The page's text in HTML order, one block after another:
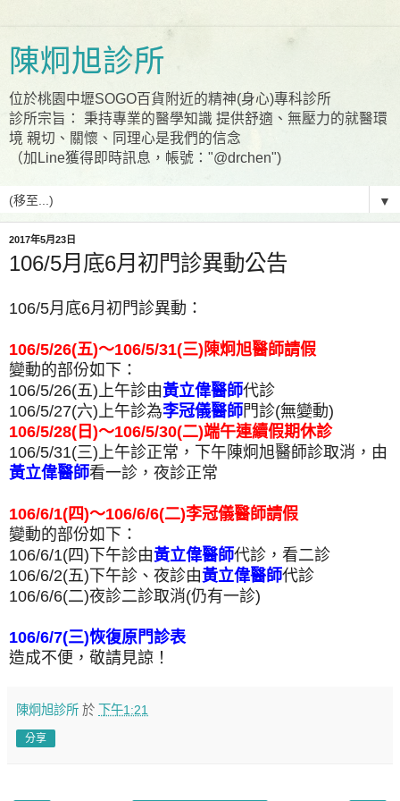
陳炯旭診所
位於桃園中壢SOGO百貨附近的精神(身心)專科診所
診所宗旨： 秉持專業的醫學知識 提供舒適、無壓力的就醫環
境 親切、關懷、同理心是我們的信念
（加Line獲得即時訊息，帳號："@drchen")
▼
2017年5月23日
106/5月底6月初門診異動公告
106/5月底6月初門診異動：
106/5/26(五)～106/5/31(三)陳炯旭醫師請假
變動的部份如下：
106/5/26(五)上午診由黃立偉醫師代診
106/5/27(六)上午診為李冠儀醫師門診(無變動)
106/5/28(日)～106/5/30(二)端午連續假期休診
106/5/31(三)上午診正常，下午陳炯旭醫師診取消，由
黃立偉醫師看一診，夜診正常
106/6/1(四)～106/6/6(二)李冠儀醫師請假
變動的部份如下：
106/6/1(四)下午診由黃立偉醫師代診，看二診
106/6/2(五)下午診、夜診由黃立偉醫師代診
106/6/6(二)夜診二診取消(仍有一診)
106/6/7(三)恢復原門診表
造成不便，敬請見諒！
陳炯旭診所 於 下午1:21
分享